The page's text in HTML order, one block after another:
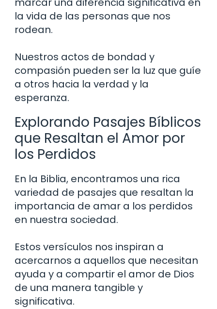
la vida de las personas que nos
rodean.
Nuestros actos de bondad y
compasión pueden ser la luz que guíe
a otros hacia la verdad y la
esperanza.
Explorando Pasajes Bíblicos
que Resaltan el Amor por
los Perdidos
En la Biblia, encontramos una rica
variedad de pasajes que resaltan la
importancia de amar a los perdidos
en nuestra sociedad.
Estos versículos nos inspiran a
acercarnos a aquellos que necesitan
ayuda y a compartir el amor de Dios
de una manera tangible y
significativa.